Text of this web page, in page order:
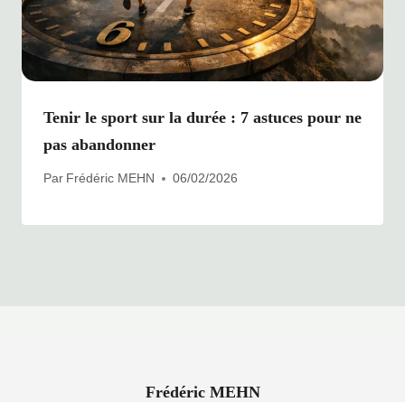
Tenir le sport sur la durée : 7 astuces pour ne
pas abandonner
Par Frédéric MEHN 06/02/2026
Frédéric MEHN